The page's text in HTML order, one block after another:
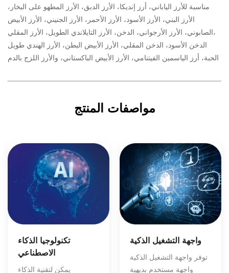
مناسبة للأرز الياباني، أرز إنديكا، الأرز الدبق، الأرز المطهو على البخار،
الأرز البني، الأرز الأسود، الأرز الأحمر، الأرز الجنيني، الأرز الأبيض
الصابوني، الأرز الأرجواني، الدخن، الأرز التايلاندي الطويل، الأرز المقلي،
الدخن الأسود، الدخن المقلي، الأرز الأبيض البطن، الأرز الهندي طويل
الحبة، أرز الياسمين الفيتنامي، الأرز الأبيض الباكستاني، والأرز اللزج بالدم
مواصفات المنتج
تكنولوجيا الذكاء
الاصطناعي
يمكن لتقنية الذكاء
واجهة التشغيل الذكية
توفر واجهة التشغيل الذكية
واجهة مستخدم بديهية